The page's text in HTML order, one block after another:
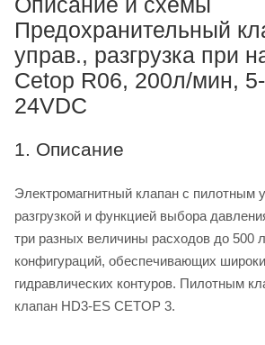
Предохранительный
управ., разгрузка при
Cetop R06, 200л/мин,
24VDC
1. Описание
Электромагнитный клапан с пилотным
разгрузкой и функцией выбора
три разных величины расходов до 500
конфигураций, обеспечивающих
гидравлических контуров. Пилотным
клапан HD3-ES CETOP 3.